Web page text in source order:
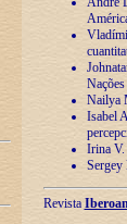
Nailya
Isabel
Irina V.
Sergey
Revista